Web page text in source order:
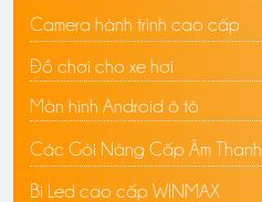
Camera hành trình cao cấp
Đồ chơi cho xe hơi
Màn hình Android ô tô
Các Gói Nâng Cấp Âm Thanh
Bi Led cao cấp WINMAX